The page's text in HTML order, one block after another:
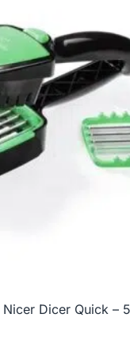
Nicer Dicer Quick –